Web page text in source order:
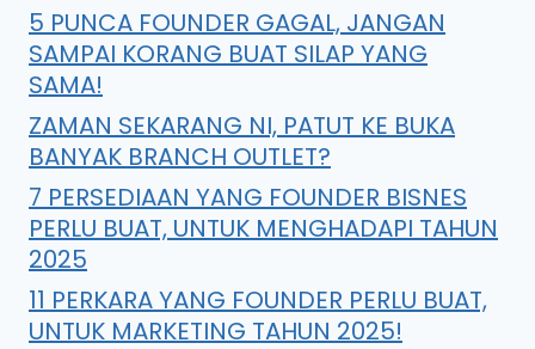
5 PUNCA FOUNDER GAGAL, JANGAN
SAMPAI KORANG BUAT SILAP YANG
SAMA!
ZAMAN SEKARANG NI, PATUT KE BUKA
BANYAK BRANCH OUTLET?
7 PERSEDIAAN YANG FOUNDER BISNES
PERLU BUAT, UNTUK MENGHADAPI TAHUN
2025
11 PERKARA YANG FOUNDER PERLU BUAT,
UNTUK MARKETING TAHUN 2025!